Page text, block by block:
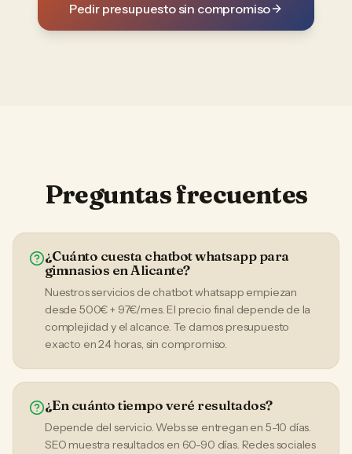
Pedir presupuesto sin compromiso
Preguntas frecuentes
¿Cuánto cuesta chatbot whatsapp para
gimnasios en Alicante?
Nuestros servicios de chatbot whatsapp empiezan
desde 500€ + 97€/mes. El precio final depende de la
complejidad y el alcance. Te damos presupuesto
exacto en 24 horas, sin compromiso.
¿En cuánto tiempo veré resultados?
Depende del servicio. Webs se entregan en 5-10 días.
SEO muestra resultados en 60-90 días. Redes sociales